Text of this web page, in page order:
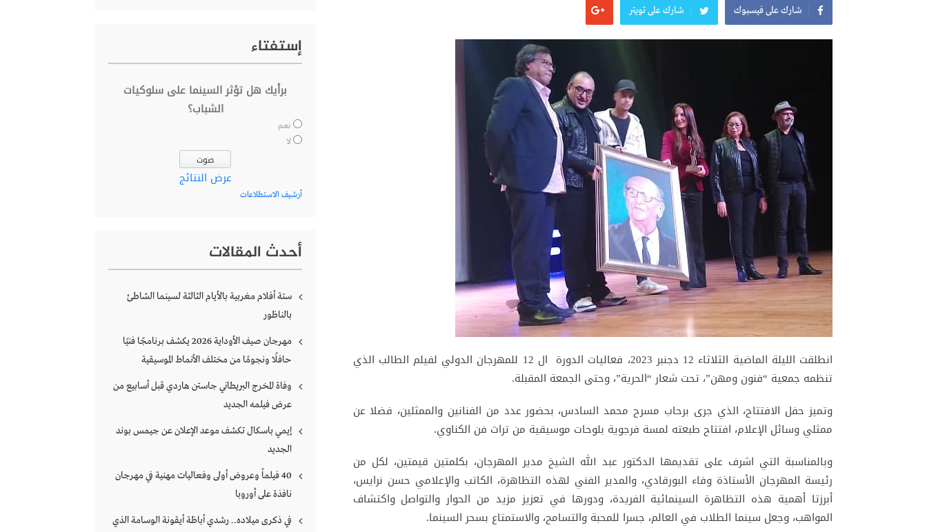
شارك على فيسبوك شارك على تويتر
انطلقت الليلة الماضية الثلاثاء 12 دجنبر 2023، فعاليات الدورة ال 12 للمهرجان الدولي لفيلم الطالب الذي
تنظمه جمعية “فنون ومهن”، تحت شعار “الحرية”، وحتى الجمعة المقبلة.
وتميز حفل الافتتاح، الذي جرى برحاب مسرح محمد السادس، بحضور عدد من الفنانين والممثلين، فضلا عن
ممثلي وسائل الإعلام، افتتاح طبعته لمسة فرجوية بلوحات موسيقية من تراث فن الكناوي.
وبالمناسبة التي اشرف على تقديمها الدكتور عبد الله الشيخ مدير المهرجان، بكلمتين قيمتين، لكل من
رئيسة المهرجان الأستاذة وفاء البورقادي، والمدير الفني لهذه التظاهرة، الكاتب والإعلامي حسن نرايس،
أبرزتا أهمية هذه التظاهرة السينمائية الفريدة، ودورها في تعزيز مزيد من الحوار والتواصل واكتشاف
المواهب، وجعل سينما الطلاب في العالم، جسرا للمحبة والتسامح، والاستمتاع بسحر السينما.
إستفتاء
برأيك هل تؤثر السينما على سلوكيات
الشباب؟
نعم
لا
عرض النتائج
أرشيف الاستطلاعات
أحدث المقالات
ستة أفلام مغربية بالأيام الثالثة لسينما الشاطئ
بالناظور
مهرجان صيف الأوداية 2026 يكشف برنامجًا فنيًا
حافلًا ونجومًا من مختلف الأنماط الموسيقية
وفاة المخرج البريطاني جاستن هاردي قبل أسابيع من
عرض فيلمه الجديد
إيمي باسكال تكشف موعد الإعلان عن جيمس بوند
الجديد
40 فيلماً وعروض أولى وفعاليات مهنية في مهرجان
نافذة على أوروبا
في ذكرى ميلاده.. رشدي أباظة أيقونة الوسامة الذي